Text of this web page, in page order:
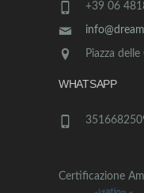
+39 06
Piazza
WHATSAPP
Certificazione